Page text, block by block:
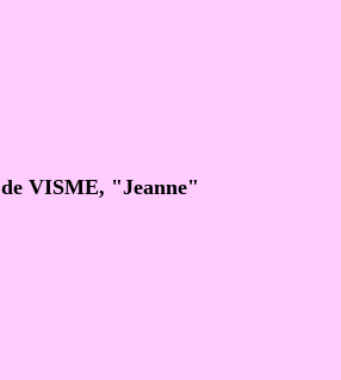
de VISME, "Jeanne"